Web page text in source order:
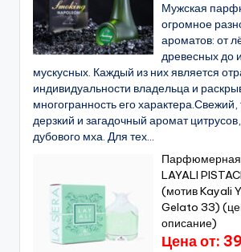
Мужская
огромное
ароматов: от
древесных до
мускусных. Каждый из них является
индивидуальности владельца и
многогранность его характера.Свежий,
дерзкий и загадочный аромат
дубового мха. Для тех...
Парфюмерная
LAYALI
(мотив Kayali
Gelato 33)
описание)
Цена от: